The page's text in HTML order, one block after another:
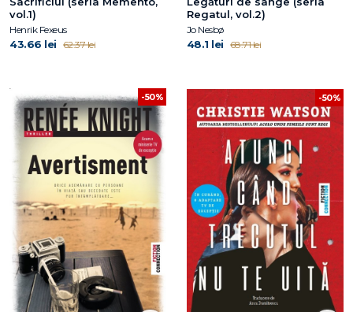
vol.1)
Henrik Fexeus
43.66 lei 62.37 lei
Regatul, vol.2)
Jo Nesbø
48.1 lei 68.71 lei
-50% -50%